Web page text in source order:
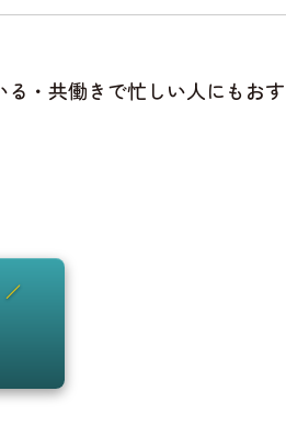
・共働きで忙しい人にもおす
／